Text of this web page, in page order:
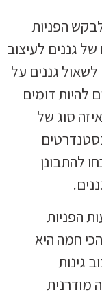
הפניות
גננים לעיצוב
לשאול גננים על
להיות דומים
סוג של
להתבונן
הפניות
חמה היא
גינות
מודרנית